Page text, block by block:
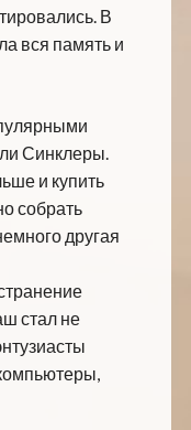
В
вся память и
Синклеры.
и купить
собрать
другая
стал не